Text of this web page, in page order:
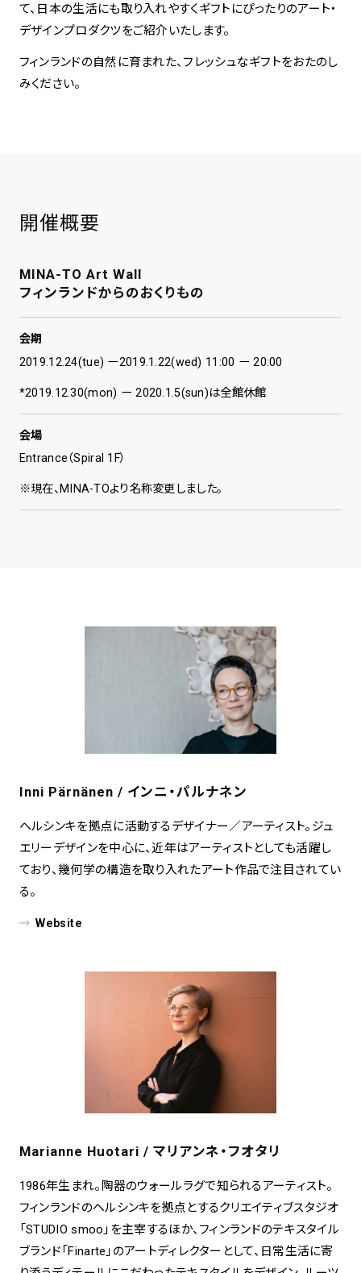
て、日本の生活にも取り入れやすくギフトにぴったりのアート・
デザインプロダクツをご紹介いたします。
フィンランドの自然に育まれた、フレッシュなギフトをおたのし
みください。
開催概要
MINA-TO Art Wall
フィンランドからのおくりもの
会期
2019.12.24(tue) ー2019.1.22(wed) 11:00 ー 20:00
*2019.12.30(mon) ー 2020.1.5(sun)は全館休館
会場
Entrance（Spiral 1F）
※現在、MINA-TOより名称変更しました。
Inni Pärnänen / インニ・パルナネン
ヘルシンキを拠点に活動するデザイナー／アーティスト。ジュ
エリーデザインを中心に、近年はアーティストとしても活躍し
ており、幾何学の構造を取り入れたアート作品で注目されてい
る。
Website
Marianne Huotari / マリアンネ・フオタリ
1986年生まれ。陶器のウォールラグで知られるアーティスト。
フィンランドのヘルシンキを拠点とするクリエイティブスタジオ
「STUDIO smoo」を主宰するほか、フィンランドのテキスタイル
ブランド「Finarte」のアートディレクターとして、日常生活に寄